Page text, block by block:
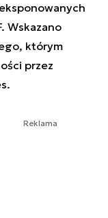
Wskazano
którym
przez
Reklama